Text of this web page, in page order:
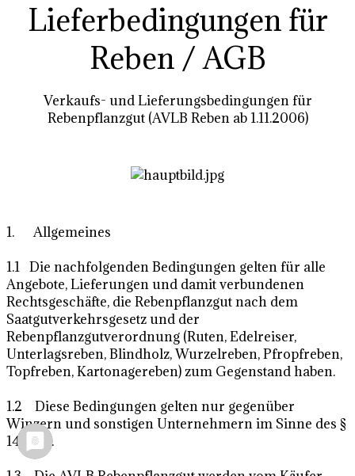
Lieferbedingungen für
Reben / AGB
Verkaufs- und Lieferungsbedingungen für
Rebenpflanzgut (AVLB Reben ab 1.11.2006)
1. Allgemeines
1.1 Die nachfolgenden Bedingungen gelten für alle
Angebote, Lieferungen und damit verbundenen
Rechtsgeschäfte, die Rebenpflanzgut nach dem
Saatgutverkehrsgesetz und der
Rebenpflanzgutverordnung (Ruten, Edelreiser,
Unterlagsreben, Blindholz, Wurzelreben, Pfropfreben,
Topfreben, Kartonagereben) zum Gegenstand haben.
1.2 Diese Bedingungen gelten nur gegenüber
Winzern und sonstigen Unternehmern im Sinne des §
14 BGB.